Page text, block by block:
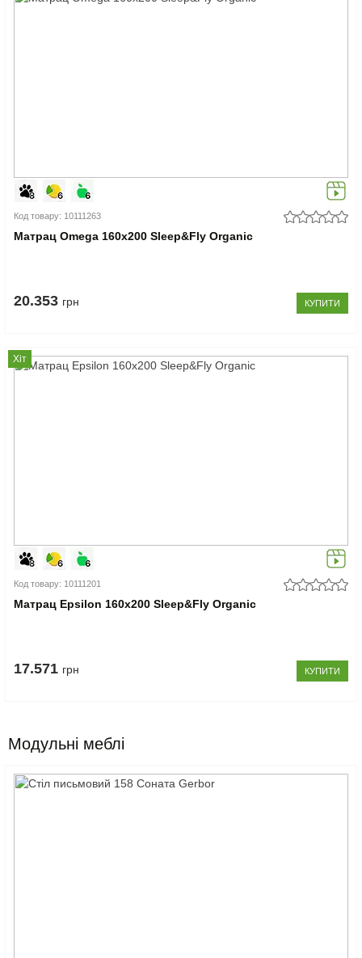
Код товару: 10111263
Матрац Omega 160x200 Sleep&Fly Organic
20.353 грн КУПИТИ
Хіт
Код товару: 10111201
Матрац Epsilon 160x200 Sleep&Fly Organic
17.571 грн КУПИТИ
Модульні меблі